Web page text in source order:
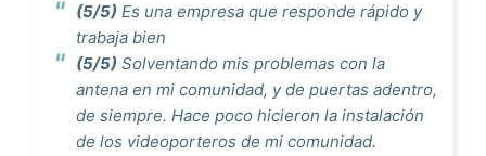
(5/5) Es una empresa que responde rápido y
trabaja bien
(5/5) Solventando mis problemas con la
antena en mi comunidad, y de puertas adentro,
de siempre. Hace poco hicieron la instalación
de los videoporteros de mi comunidad.